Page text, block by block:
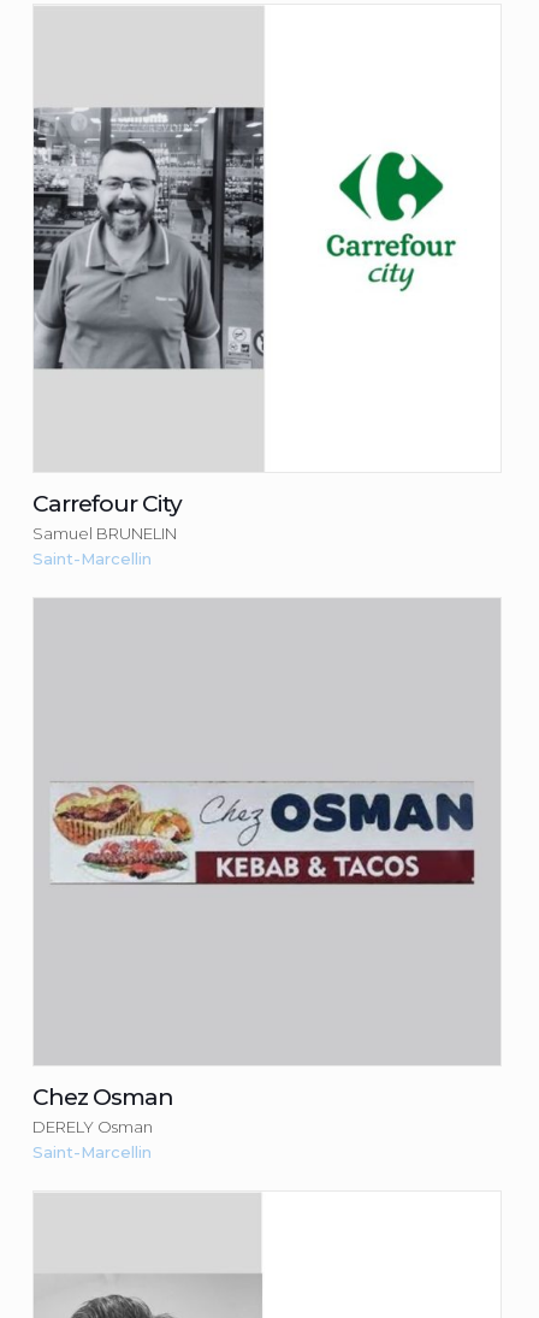
Samuel BRUNELIN
Consulter la fiche du commerçant
Carrefour City
Samuel BRUNELIN
Saint-Marcellin
Chez Osman
DERELY Osman
Saint-Marcellin
CHUM Patrick